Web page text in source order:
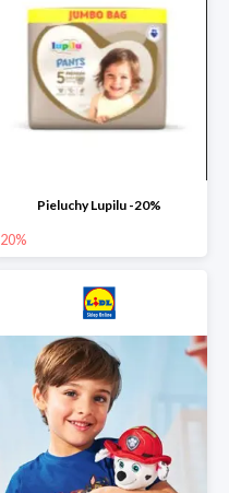
Pieluchy Lupilu -20%
20%